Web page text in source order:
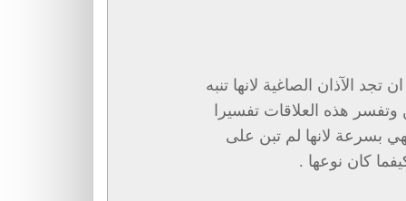
الآذان الصاغية لانها تنبه
هذه العلاقات تفسيرا
بسرعة لانها لم تبن على
كان نوعها .